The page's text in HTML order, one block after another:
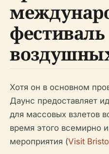
фестиваль
Хотя он в основном
Даунс предоставляет
для массовых взлетов
время этого всемирно
мероприятия (Visit